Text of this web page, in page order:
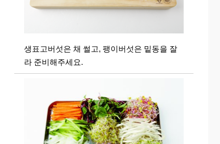
생표고버섯은 채 썰고, 팽이버섯은 밑동을 잘
라 준비해주세요.